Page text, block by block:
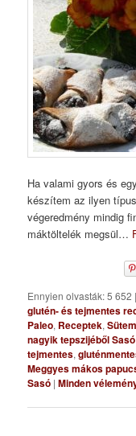
Ha valami gyors és
készítem az ilyen
végeredmény mindig
máktöltelék megsül…
Ennyien olvasták: 5 652 |
glutén- és tejmentes
Paleo, Receptek,
nagyik tepszijéből
tejmentes,
Meggyes mákos
Sasó |Minden